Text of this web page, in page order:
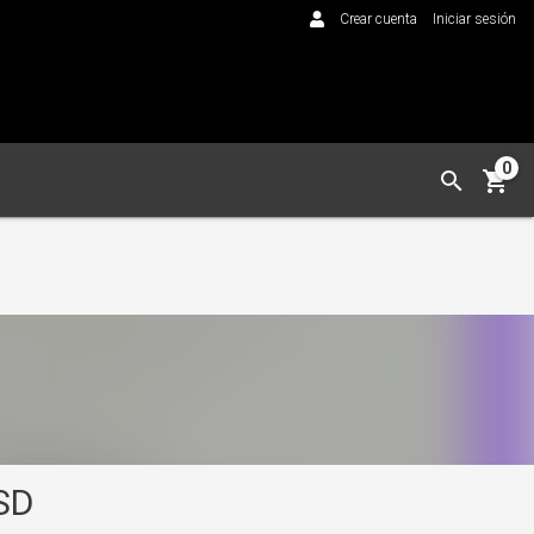
Crear cuenta Iniciar sesión
0